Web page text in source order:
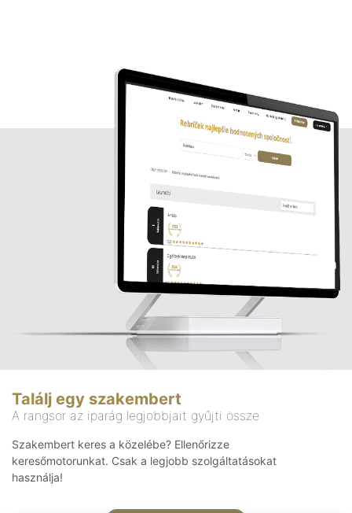
Találj egy szakembert
A rangsor az iparág legjobbjait gyűjti össze
Szakembert keres a közelébe? Ellenőrizze
keresőmotorunkat. Csak a legjobb szolgáltatásokat
használja!